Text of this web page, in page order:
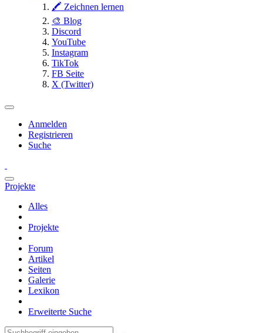
🖍 Zeichnen lernen
🎨 Blog
Discord
YouTube
Instagram
TikTok
FB Seite
X (Twitter)
Anmelden
Registrieren
Suche
Projekte
Alles
Projekte
Forum
Artikel
Seiten
Galerie
Lexikon
Erweiterte Suche